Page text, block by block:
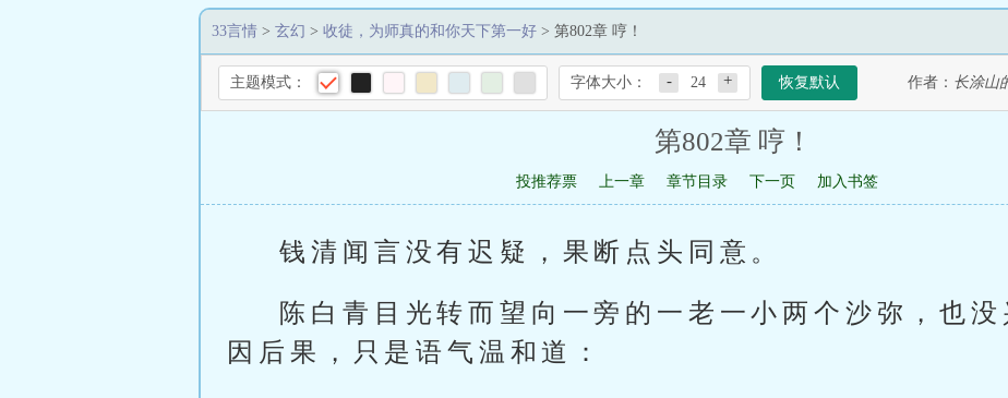
33言情 > 玄幻 > 收徒，为师真的和你天下第一好 > 第802章 哼！
主题模式： 字体大小： - 24 + 恢复默认 作者： 长涂山
第802章 哼！
投推荐票 上一章 章节目录 下一页 加入书签
钱清闻言没有迟疑，果断点头同意。
陈白青目光转而望向一旁的一老一小两个沙弥，也
因后果，只是语气温和道：